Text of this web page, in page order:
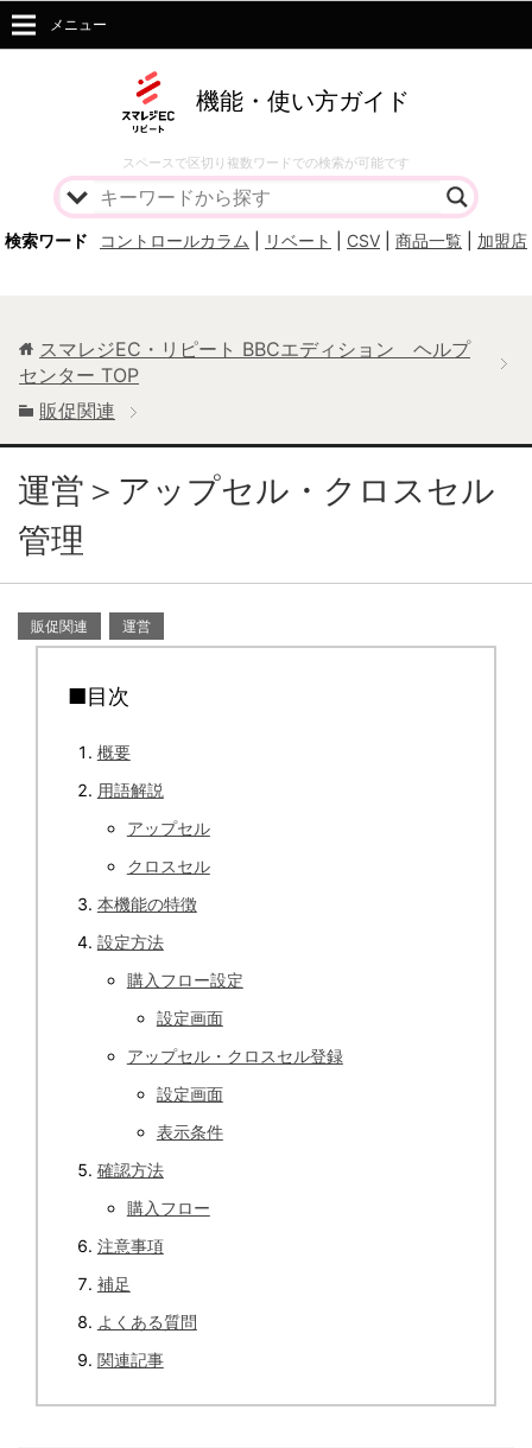
機能・使い方ガイド
スペースで区切り複数ワードでの検索が可能です
検索ワード コントロールカラム リベート CSV 商品一覧 加盟店
メニュー
スマレジEC・リピート BBCエディション ヘルプ
センター TOP
販促関連
運営＞アップセル・クロスセル
管理
販促関連 運営
■目次
概要
用語解説
アップセル
クロスセル
本機能の特徴
設定方法
購入フロー設定
設定画面
アップセル・クロスセル登録
設定画面
表示条件
確認方法
購入フロー
注意事項
補足
よくある質問
関連記事